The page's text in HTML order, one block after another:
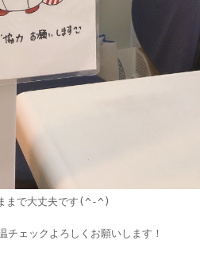
まで大丈夫です(^-^)
ェックよろしくお願いします！